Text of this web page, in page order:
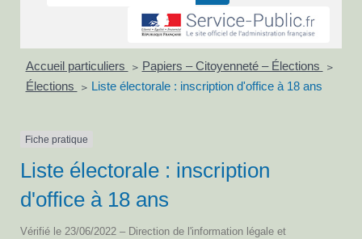
Accueil particuliers > Papiers – Citoyenneté – Élections >
Élections > Liste électorale : inscription d'office à 18 ans
Fiche pratique
Liste électorale : inscription
d'office à 18 ans
Vérifié le 23/06/2022 – Direction de l'information légale et